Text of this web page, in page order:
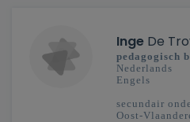
Inge De
pedagogisch
Nederlands
Engels
secundair
Oost-